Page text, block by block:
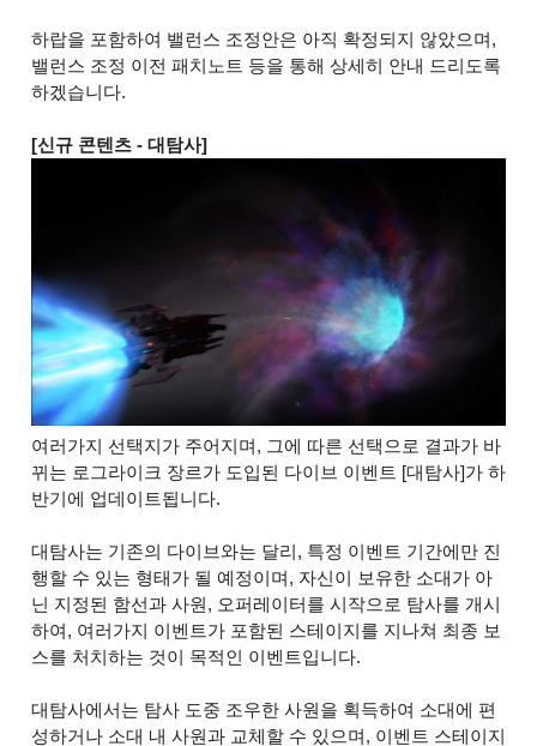
하랍을 포함하여 밸런스 조정안은 아직 확정되지 않았으며,
밸런스 조정 이전 패치노트 등을 통해 상세히 안내 드리도록
하겠습니다.
[신규 콘텐츠 - 대탐사]
여러가지 선택지가 주어지며, 그에 따른 선택으로 결과가 바
뀌는 로그라이크 장르가 도입된 다이브 이벤트 [대탐사]가 하
반기에 업데이트됩니다.
대탐사는 기존의 다이브와는 달리, 특정 이벤트 기간에만 진
행할 수 있는 형태가 될 예정이며, 자신이 보유한 소대가 아
닌 지정된 함선과 사원, 오퍼레이터를 시작으로 탐사를 개시
하여, 여러가지 이벤트가 포함된 스테이지를 지나쳐 최종 보
스를 처치하는 것이 목적인 이벤트입니다.
대탐사에서는 탐사 도중 조우한 사원을 획득하여 소대에 편
성하거나 소대 내 사원과 교체할 수 있으며, 이벤트 스테이지